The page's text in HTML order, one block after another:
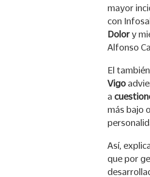
mayor
con
Dolor y
Alfonso
El
Vigo
a
más bajo
Así,
que por